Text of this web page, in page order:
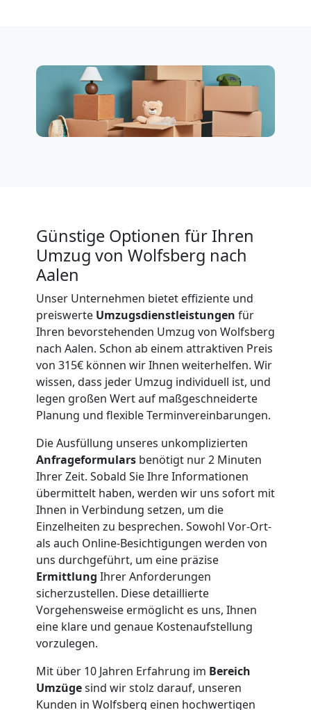
Günstige Optionen für Ihren
Umzug von Wolfsberg nach
Aalen
Unser Unternehmen bietet effiziente und
preiswerte Umzugsdienstleistungen für
Ihren bevorstehenden Umzug von Wolfsberg
nach Aalen. Schon ab einem attraktiven Preis
von 315€ können wir Ihnen weiterhelfen. Wir
wissen, dass jeder Umzug individuell ist, und
legen großen Wert auf maßgeschneiderte
Planung und flexible Terminvereinbarungen.
Die Ausfüllung unseres unkomplizierten
Anfrageformulars benötigt nur 2 Minuten
Ihrer Zeit. Sobald Sie Ihre Informationen
übermittelt haben, werden wir uns sofort mit
Ihnen in Verbindung setzen, um die
Einzelheiten zu besprechen. Sowohl Vor-Ort-
als auch Online-Besichtigungen werden von
uns durchgeführt, um eine präzise
Ermittlung Ihrer Anforderungen
sicherzustellen. Diese detaillierte
Vorgehensweise ermöglicht es uns, Ihnen
eine klare und genaue Kostenaufstellung
vorzulegen.
Mit über 10 Jahren Erfahrung im Bereich
Umzügesind wir stolz darauf, unseren
Kunden in Wolfsberg einen hochwertigen
Möbeltransport
International
Beiladung
International
Internationaler
Umzug
Nationaler
Umzug